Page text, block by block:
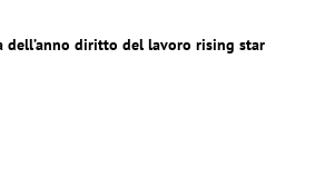
dell’anno diritto del lavoro rising star